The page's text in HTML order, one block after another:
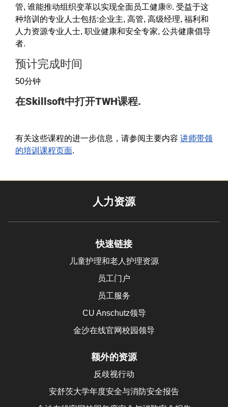
管, 谁能推动组织变革以实现全面员工健康®. 受益于这
种培训的专业人士包括:企业主, 高管, 高级经理, 福利和
人力资源专业人士, 职业健康和安全专家, 公共健康倡导
者.
预计完成时间
50分钟
在Skillsoft中打开TWH课程.
有关这些课程的进一步信息，请参阅主要内容 讲师带领
的培训课程页面.
人力资源
快速链接
儿童护理和老人护理资源
员工门户
员工服务
CU Anschutz领导
金沙在线官网校园领导
额外的资源
反歧视行动
安舒茨大学年度安全与消防安全报告